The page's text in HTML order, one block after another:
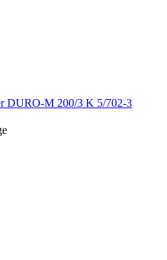
DURO-M 200/3 K 5/702-3